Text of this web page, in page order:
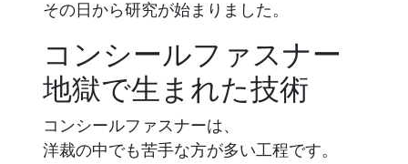
その日から研究が始まりました。
コンシールファスナー
地獄で生まれた技術
コンシールファスナーは、
洋裁の中でも苦手な方が多い工程です。